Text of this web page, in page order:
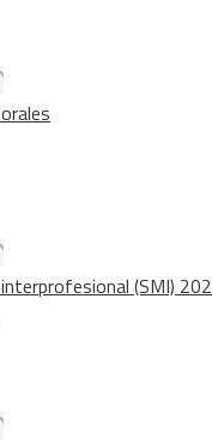
(SMI) 202